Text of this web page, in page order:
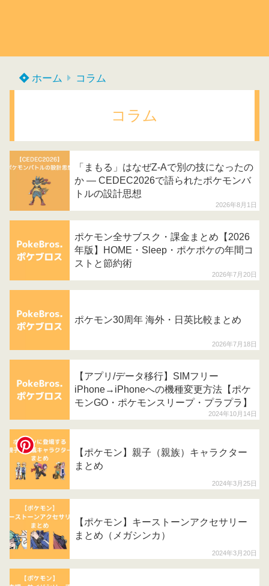
ホーム コラム
コラム
2026年8月1日
「まもる」はなぜZ-Aで別の技になったの
か — CEDEC2026で語られたポケモンバ
トルの設計思想
2026年7月20日
ポケモン全サブスク・課金まとめ【2026
年版】HOME・Sleep・ポケポケの年間コ
ストと節約術
2026年7月18日
ポケモン30周年 海外・日英比較まとめ
2024年10月14日
【アプリ/データ移行】SIMフリー
iPhone→iPhoneへの機種変更方法【ポケ
モンGO・ポケモンスリープ・プラプラ】
2024年3月25日
【ポケモン】親子（親族）キャラクター
まとめ
2024年3月20日
【ポケモン】キーストーンアクセサリー
まとめ（メガシンカ）